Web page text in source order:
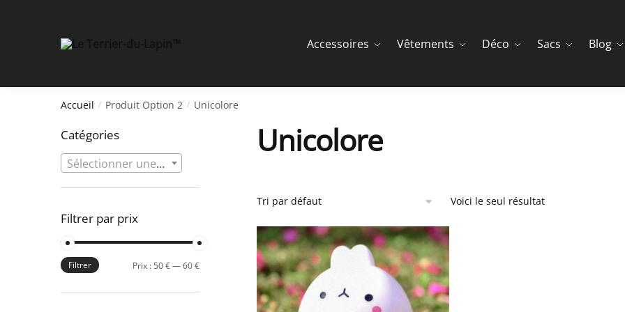
Accessoires Vêtements Déco Sacs Blog
Accueil / Produit Option 2 / Unicolore
Unicolore
Voici le seul résultat
Catégories
Sélectionner une catégorie
Filtrer par prix
Prix
Prix
Filtrer Prix : 50 €—60 €